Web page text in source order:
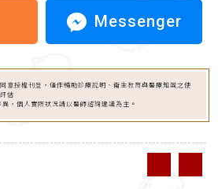
Messenger
意授權刊登，僅作輔助診療說明、衛生教育與醫療知識之使
估
，個人實際狀況請以醫師諮詢建議為主。